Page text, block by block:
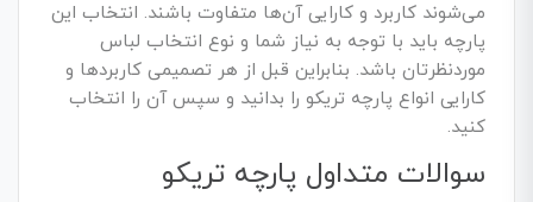
می‌شوند کاربرد و کارایی آن‌ها متفاوت باشند. انتخاب این
پارچه باید با توجه به نیاز شما و نوع انتخاب لباس
موردنظرتان باشد. بنابراین قبل از هر تصمیمی کاربردها و
کارایی انواع پارچه تریکو را بدانید و سپس آن را انتخاب
کنید.
سوالات متداول پارچه تریکو